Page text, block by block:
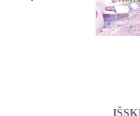
požiūris į
Iš religijų ir mitų